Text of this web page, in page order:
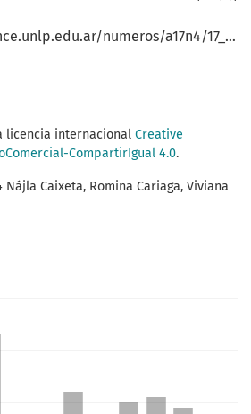
www.lecturayvida.fahce.unlp.edu.ar/numeros/a17n4/17_04_Sole.pdf
licencia internacional Creative
CompartirIgual 4.0.
Caixeta, Romina Cariaga, Viviana